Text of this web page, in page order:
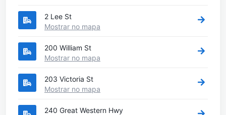
2 Lee St
Mostrar no mapa
200 William St
Mostrar no mapa
203 Victoria St
Mostrar no mapa
240 Great Western Hwy